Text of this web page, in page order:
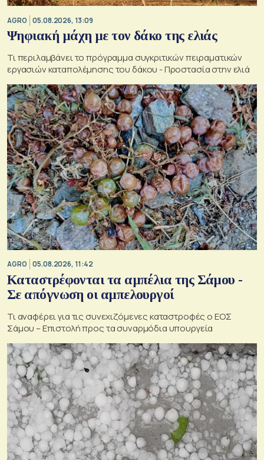
AGRO 05.08.2026, 13:09
Ψηφιακή μάχη με τον δάκο της ελιάς
Τι περιλαμβάνει το πρόγραμμα συγκριτικών πειραματικών
εργασιών καταπολέμησης του δάκου - Προστασία στην ελιά
AGRO 05.08.2026, 11:42
Καταστρέφονται τα αμπέλια της Σάμου -
Σε απόγνωση οι αμπελουργοί
Τι αναφέρει για τις συνεχιζόμενες καταστροφές ο ΕΟΣ
Σάμου – Επιστολή προς τα συναρμόδια υπουργεία